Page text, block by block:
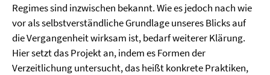
Regimes sind inzwischen bekannt. Wie es jedoch nach wie
vor als selbstverständliche Grundlage unseres Blicks auf
die Vergangenheit wirksam ist, bedarf weiterer Klärung.
Hier setzt das Projekt an, indem es Formen der
Verzeitlichung untersucht, das heißt konkrete Praktiken,